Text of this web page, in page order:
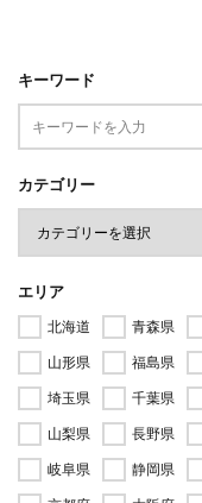
キーワード
カテゴリー
エリア
北海道 青森県
山形県
福島県
埼玉県
千葉県
山梨県
長野県
岐阜県
静岡県